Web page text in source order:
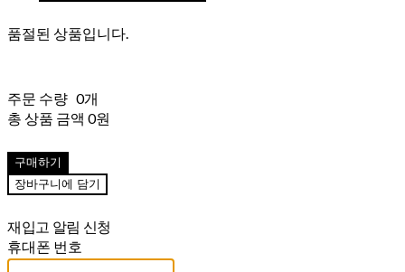
품절된 상품입니다.
주문 수량 0개
총 상품 금액 0원
구매하기
장바구니에 담기
재입고 알림 신청
휴대폰 번호